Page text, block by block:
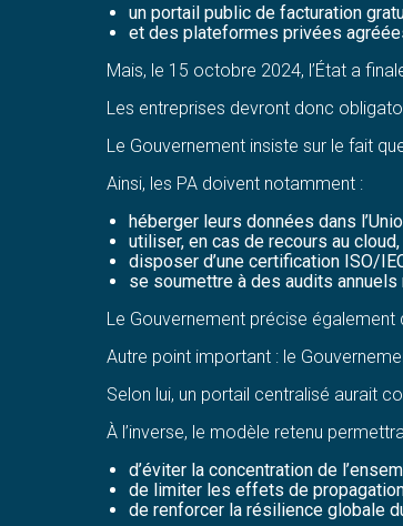
un portail public de facturation
et des plateformes privées
Mais, le 15 octobre 2024, l’État a
Les entreprises devront donc
Le Gouvernement insiste sur le fait
Ainsi, les PA doivent notamment :
héberger leurs données dans
utiliser, en cas de recours au
disposer d’une certification ISO/
se soumettre à des audits
Le Gouvernement précise
Autre point important : le
Selon lui, un portail centralisé aurait
À l’inverse, le modèle retenu
d’éviter la concentration de
de limiter les effets de
de renforcer la résilience globale